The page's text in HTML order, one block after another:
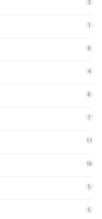
3
1
8
4
8
7
11
16
5
5